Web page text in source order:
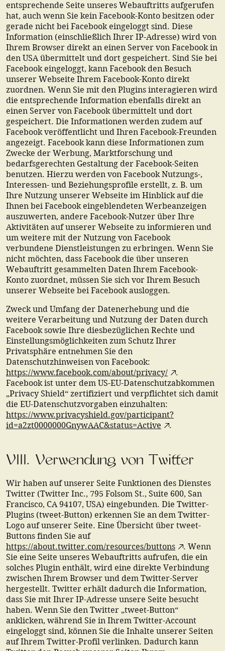
entsprechende Seite unseres Webauftritts aufgerufen
hat, auch wenn Sie kein Facebook-Konto besitzen oder
gerade nicht bei Facebook eingeloggt sind. Diese
Information (einschließlich Ihrer IP-Adresse) wird von
Ihrem Browser direkt an einen Server von Facebook in
den USA übermittelt und dort gespeichert. Sind Sie bei
Facebook eingeloggt, kann Facebook den Besuch
unserer Webseite Ihrem Facebook-Konto direkt
zuordnen. Wenn Sie mit den Plugins interagieren wird
die entsprechende Information ebenfalls direkt an
einen Server von Facebook übermittelt und dort
gespeichert. Die Informationen werden zudem auf
Facebook veröffentlicht und Ihren Facebook-Freunden
angezeigt. Facebook kann diese Informationen zum
Zwecke der Werbung, Marktforschung und
bedarfsgerechten Gestaltung der Facebook-Seiten
benutzen. Hierzu werden von Facebook Nutzungs-,
Interessen- und Beziehungsprofile erstellt, z. B. um
Ihre Nutzung unserer Webseite im Hinblick auf die
Ihnen bei Facebook eingeblendeten Werbeanzeigen
auszuwerten, andere Facebook-Nutzer über Ihre
Aktivitäten auf unserer Webseite zu informieren und
um weitere mit der Nutzung von Facebook
verbundene Dienstleistungen zu erbringen. Wenn Sie
nicht möchten, dass Facebook die über unseren
Webauftritt gesammelten Daten Ihrem Facebook-
Konto zuordnet, müssen Sie sich vor Ihrem Besuch
unserer Webseite bei Facebook ausloggen.
Zweck und Umfang der Datenerhebung und die
weitere Verarbeitung und Nutzung der Daten durch
Facebook sowie Ihre diesbezüglichen Rechte und
Einstellungsmöglichkeiten zum Schutz Ihrer
Privatsphäre entnehmen Sie den
Datenschutzhinweisen von Facebook:
https://www.facebook.com/about/privacy/
.
Facebook ist unter dem US-EU-Datenschutzabkommen
„Privacy Shield“ zertifiziert und verpflichtet sich damit
die EU-Datenschutzvorgaben einzuhalten:
https://www.privacyshield.gov/participant?
id=a2zt0000000GnywAAC&status=Active
.
VIII. Verwendung von Twitter
Wir haben auf unserer Seite Funktionen des Dienstes
Twitter (Twitter Inc., 795 Folsom St., Suite 600, San
Francisco, CA 94107, USA) eingebunden. Die Twitter-
Plugins (tweet-Button) erkennen Sie an dem Twitter-
Logo auf unserer Seite. Eine Übersicht über tweet-
Buttons finden Sie auf
https://about.twitter.com/resources/buttons
. Wenn
Sie eine Seite unseres Webauftritts aufrufen, die ein
solches Plugin enthält, wird eine direkte Verbindung
zwischen Ihrem Browser und dem Twitter-Server
hergestellt. Twitter erhält dadurch die Information,
dass Sie mit Ihrer IP-Adresse unsere Seite besucht
haben. Wenn Sie den Twitter „tweet-Button“
anklicken, während Sie in Ihrem Twitter-Account
eingeloggt sind, können Sie die Inhalte unserer Seiten
auf Ihrem Twitter-Profil verlinken. Dadurch kann